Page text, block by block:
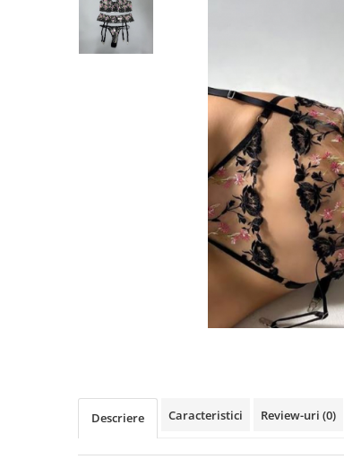
Descriere Caracteristici Review-uri (0)